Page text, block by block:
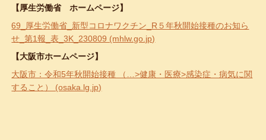
【厚生労働省 ホームページ】
69_厚生労働省_新型コロナワクチン_R５年秋開始接種のお知ら
せ_第1報_表_3K_230809 (mhlw.go.jp)
【大阪市ホームページ】
大阪市：令和5年秋開始接種 （…>健康・医療>感染症・病気に関
すること） (osaka.lg.jp)